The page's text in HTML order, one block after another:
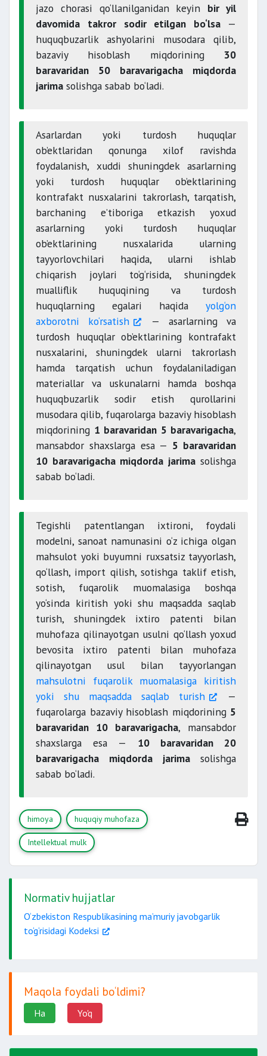
jazo chorasi qo‘llanilganidan keyin bir yil
davomida
takror sodir etilgan bo‘lsa—
huquqbuzarlik ashyolarini musodara qilib,
bazaviy hisoblash miqdorining 30
baravaridan 50 baravarigacha miqdorda
jarima solishga sabab bo‘ladi.
Asarlardan yoki turdosh huquqlar
ob’ektlaridan qonunga xilof ravishda
foydalanish, xuddi shuningdek asarlarning
yoki turdosh huquqlar ob’ektlarining
kontrafakt nusxalarini takrorlash, tarqatish,
barchaning e’tiboriga etkazish yoxud
asarlarning yoki turdosh huquqlar
ob’ektlarining nusxalarida ularning
tayyorlovchilari haqida, ularni ishlab
chiqarish joylari to‘g‘risida, shuningdek
mualliflik huquqining va turdosh
huquqlarning egalari haqida yolg‘on
axborotni ko‘rsatish
— asarlarning va
turdosh huquqlar ob’ektlarining kontrafakt
nusxalarini, shuningdek ularni takrorlash
hamda tarqatish uchun foydalaniladigan
materiallar va uskunalarni hamda boshqa
huquqbuzarlik sodir etish qurollarini
musodara qilib, fuqarolarga bazaviy hisoblash
miqdorining 1 baravaridan 5 baravarigacha,
mansabdor shaxslarga esa — 5 baravaridan
10 baravarigacha miqdorda jarimasolishga
sabab bo‘ladi.
Tegishli patentlangan ixtironi, foydali
modelni, sanoat namunasini o‘z ichiga olgan
mahsulot yoki buyumni ruxsatsiz tayyorlash,
qo‘llash, import qilish, sotishga taklif etish,
sotish, fuqarolik muomalasiga boshqa
yo‘sinda kiritish yoki shu maqsadda saqlab
turish, shuningdek ixtiro patenti bilan
muhofaza qilinayotgan usulni qo‘llash yoxud
bevosita ixtiro patenti bilan muhofaza
qilinayotgan usul bilan tayyorlangan
mahsulotni fuqarolik muomalasiga kiritish
yoki shu maqsadda saqlab turish
—
fuqarolarga bazaviy hisoblash miqdorining 5
baravaridan 10 baravarigacha, mansabdor
shaxslarga esa — 10 baravaridan 20
baravarigacha
miqdorda jarimasolishga
sabab bo‘ladi.
himoya huquqiy muhofaza
Intellektual mulk
Normativ hujjatlar
O‘zbekiston Respublikasining ma’muriy javobgarlik
to‘g‘risidagi Kodeksi
Maqola foydali bo‘ldimi?
Ha Yo'q